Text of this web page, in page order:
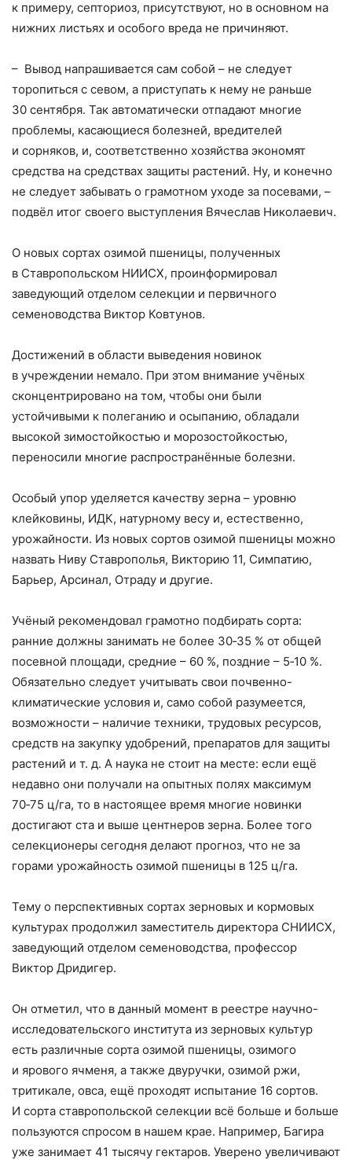
к примеру, септориоз, присутствуют, но в основном на
нижних листьях и особого вреда не причиняют.
– Вывод напрашивается сам собой – не следует
торопиться с севом, а приступать к нему не раньше
30 сентября. Так автоматически отпадают многие
проблемы, касающиеся болезней, вредителей
и сорняков, и, соответственно хозяйства экономят
средства на средствах защиты растений. Ну, и конечно
не следует забывать о грамотном уходе за посевами, –
подвёл итог своего выступления Вячеслав Николаевич.
О новых сортах озимой пшеницы, полученных
в Ставропольском НИИСХ, проинформировал
заведующий отделом селекции и первичного
семеноводства Виктор Ковтунов.
Достижений в области выведения новинок
в учреждении немало. При этом внимание учёных
сконцентрировано на том, чтобы они были
устойчивыми к полеганию и осыпанию, обладали
высокой зимостойкостью и морозостойкостью,
переносили многие распространённые болезни.
Особый упор уделяется качеству зерна – уровню
клейковины, ИДК, натурному весу и, естес­твенно,
урожайности. Из новых сортов озимой пшеницы можно
назвать Ниву Ставрополья, Викторию 11, Симпатию,
Барьер, Арсинал, Отраду и другие.
Учёный рекомендовал грамотно подбирать сорта:
ранние должны занимать не более 30‑35 % от общей
посевной площади, средние – 60 %, поздние – 5‑10 %.
Обязательно следует учитывать свои почвенно-
климатические условия и, само собой разумеется,
возможности – наличие техники, трудовых ресурсов,
средств на закупку удобрений, препаратов для защиты
растений и т. д. А наука не стоит на месте: если ещё
недавно они получали на опытных полях максимум
70‑75 ц/га, то в настоящее время многие новинки
достигают ста и выше центнеров зерна. Более того
селекционеры сегодня делают прогноз, что не за
горами урожайность озимой пшеницы в 125 ц/га.
Тему о перспективных сортах зерновых и кормовых
культурах продолжил заместитель директора СНИИСХ,
заведующий отделом семеноводства, профессор
Виктор Дридигер.
Он отметил, что в данный момент в реестре научно-
исследовательского института из зерновых культур
есть различные сорта озимой пшеницы, озимого
и ярового ячменя, а также двуручки, озимой ржи,
тритикале, овса, ещё проходят испытание 16 сортов.
И сорта ставропольской селекции всё больше и больше
пользуются спросом в нашем крае. Например, Багира
уже занимает 41 тысячу гектаров. Уверено увеличивают